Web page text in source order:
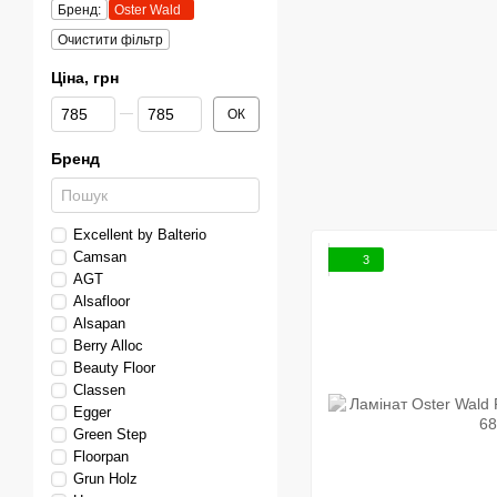
3
Бренд:
Oster Wald
Очистити фільтр
Ціна, грн
Від Ціна, грн
До Ціна, грн ОК
Бренд
Excellent by Balterio
Сamsan
AGT
Alsafloor
Alsapan
Berry Alloc
Beauty Floor
Classen
Egger
Green Step
Floorpan
Grun Holz